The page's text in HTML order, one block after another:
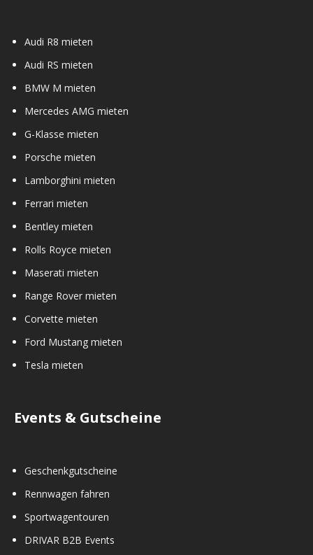
Audi R8 mieten
Audi RS mieten
BMW M mieten
Mercedes AMG mieten
G-Klasse mieten
Porsche mieten
Lamborghini mieten
Ferrari mieten
Bentley mieten
Rolls Royce mieten
Maserati mieten
Range Rover mieten
Corvette mieten
Ford Mustang mieten
Tesla mieten
Events & Gutscheine
Geschenkgutscheine
Rennwagen fahren
Sportwagentouren
DRIVAR B2B Events